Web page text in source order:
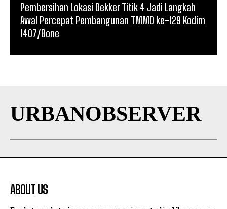
Pembersihan Lokasi Dekker Titik 4 Jadi Langkah
Awal Percepat Pembangunan TMMD ke-129 Kodim
1407/Bone
URBANOBSERVER
ABOUT US